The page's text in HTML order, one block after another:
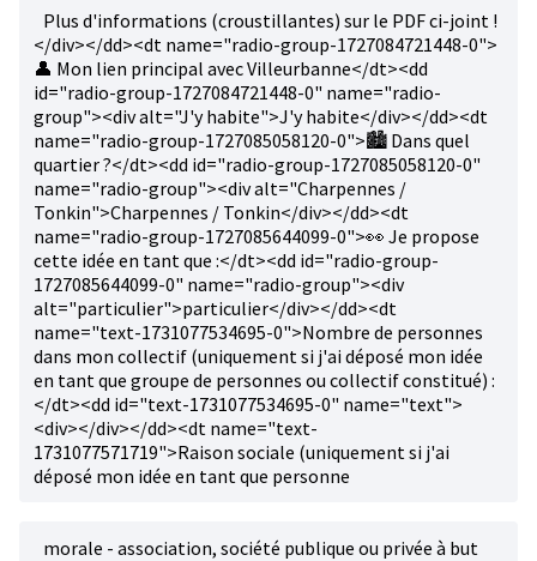
Plus d'informations (croustillantes) sur le PDF ci-joint !
</div></dd><dt name="radio-group-1727084721448-0">
👤 Mon lien principal avec Villeurbanne</dt><dd
id="radio-group-1727084721448-0" name="radio-
group"><div alt="J'y habite">J'y habite</div></dd><dt
name="radio-group-1727085058120-0">🏙️ Dans quel
quartier ?</dt><dd id="radio-group-1727085058120-0"
name="radio-group"><div alt="Charpennes /
Tonkin">Charpennes / Tonkin</div></dd><dt
name="radio-group-1727085644099-0">👀 Je propose
cette idée en tant que :</dt><dd id="radio-group-
1727085644099-0" name="radio-group"><div
alt="particulier">particulier</div></dd><dt
name="text-1731077534695-0">Nombre de personnes
dans mon collectif (uniquement si j'ai déposé mon idée
en tant que groupe de personnes ou collectif constitué) :
</dt><dd id="text-1731077534695-0" name="text">
<div></div></dd><dt name="text-
1731077571719">Raison sociale (uniquement si j'ai
déposé mon idée en tant que personne
morale - association, société publique ou privée à but